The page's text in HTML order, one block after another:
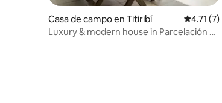
Casa de campo en Titiribí
4.71 (7)
Luxury & modern house in Parcelación La